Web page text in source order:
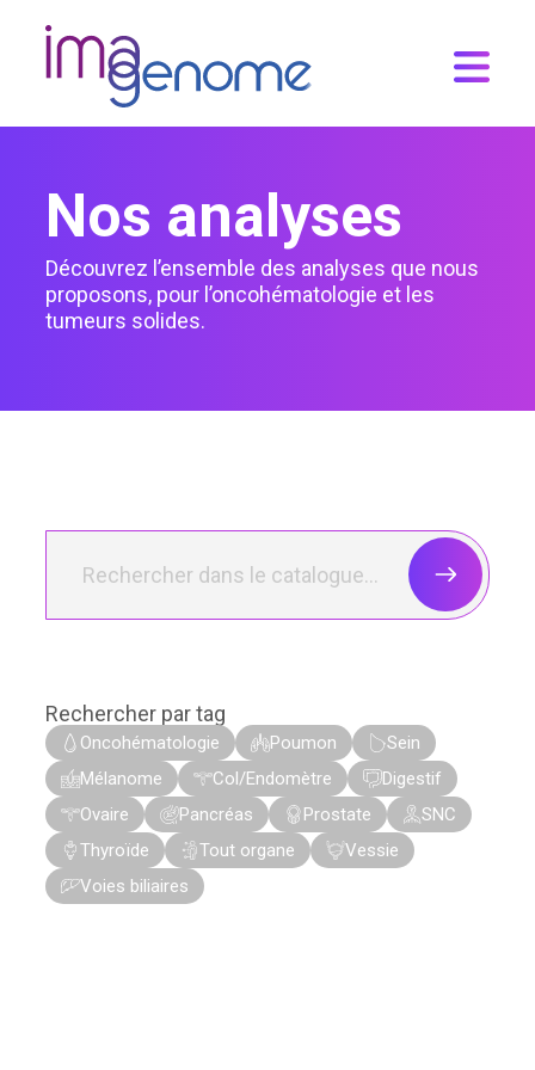
Nos analyses
Découvrez l’ensemble des analyses que nous
proposons, pour l’oncohématologie et les
tumeurs solides.
Rechercher par tag
Oncohématologie Poumon
Sein
Mélanome
Col/Endomètre
Digestif
Ovaire
Pancréas Prostate
SNC
Thyroïde
Tout organe
Vessie
Voies biliaires